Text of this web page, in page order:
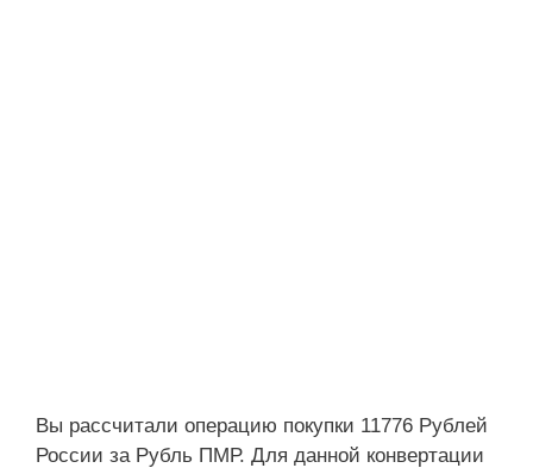
Вы рассчитали операцию покупки 11776 Рублей
России за Рубль ПМР. Для данной конвертации